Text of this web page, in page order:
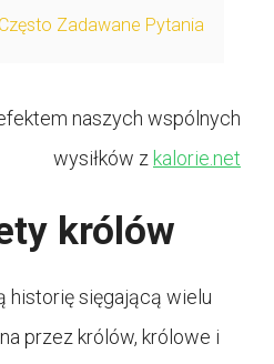
Zadawane Pytania
naszych wspólnych
wysiłków z kalorie.net
królów
historię sięgającą wielu
przez królów, królowe i